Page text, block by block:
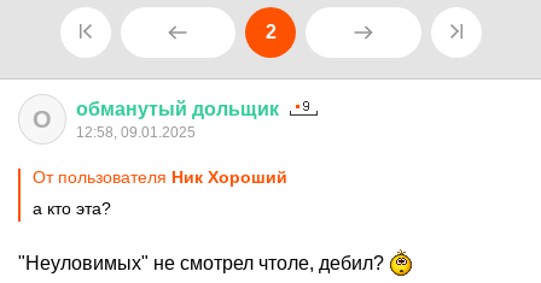
2
О обманутый дольщик
12:58, 09.01.2025
От пользователя Ник Хороший
а кто эта?
"Неуловимых" не смотрел чтоле, дебил?